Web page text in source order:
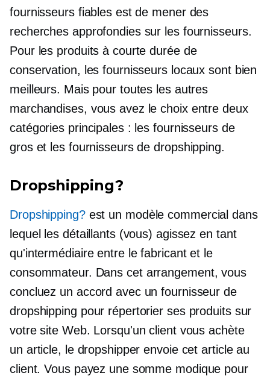
fournisseurs fiables est de mener des
recherches approfondies sur les fournisseurs.
Pour les produits à courte durée de
conservation, les fournisseurs locaux sont bien
meilleurs. Mais pour toutes les autres
marchandises, vous avez le choix entre deux
catégories principales : les fournisseurs de
gros et les fournisseurs de dropshipping.
Dropshipping?
Dropshipping?est un modèle commercial dans
lequel les détaillants (vous) agissez en tant
qu'intermédiaire entre le fabricant et le
consommateur. Dans cet arrangement, vous
concluez un accord avec un fournisseur de
dropshipping pour répertorier ses produits sur
votre site Web. Lorsqu'un client vous achète
un article, le dropshipper envoie cet article au
client. Vous payez une somme modique pour